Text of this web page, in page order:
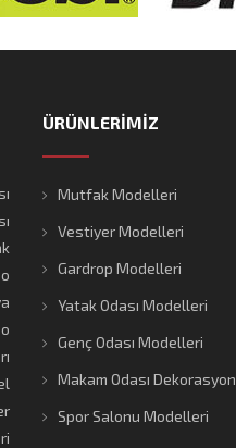
ÜRÜNLERİMİZ
Mutfak Modelleri
Vestiyer Modelleri
Gardrop Modelleri
Yatak Odası Modelleri
Genç Odası Modelleri
Makam Odası Dekorasyon
Spor Salonu Modelleri